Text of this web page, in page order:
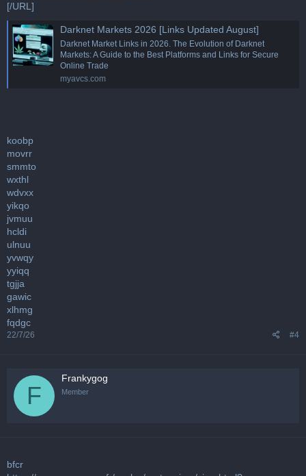
[/URL]
Darknet Markets 2026 [Links Updated August]
Darknet Market Links in 2026. The Evolution of Darknet
Markets: A Guide to the Best Platforms and Links for Secure
Online Trade
myavcs.com
koobp
movrr
smmto
wxthl
wdvxx
yikqo
jvmuu
hcldi
ulnuu
yvwqy
yyiqq
tgjja
gawic
xlhmg
fqdgc
22/7/26 #4
F
Frankygog
Member
bfcr